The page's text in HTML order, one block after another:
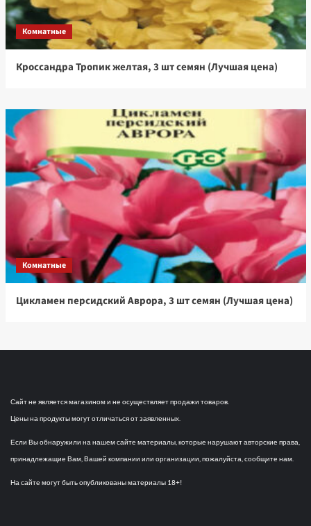
Комнатные
Кроссандра Тропик желтая, 3 шт семян (Лучшая цена)
Комнатные
Цикламен персидский Аврора, 3 шт семян (Лучшая цена)
Сайт не является магазином и не осуществляет продажи товаров.
Цены на продукты могут отличаться от заявленных.
Если Вы обнаружили на нашем сайте материалы, которые нарушают авторские права,
принадлежащие Вам, Вашей компании или организации, пожалуйста, сообщите нам.
На сайте могут быть опубликованы материалы 18+!